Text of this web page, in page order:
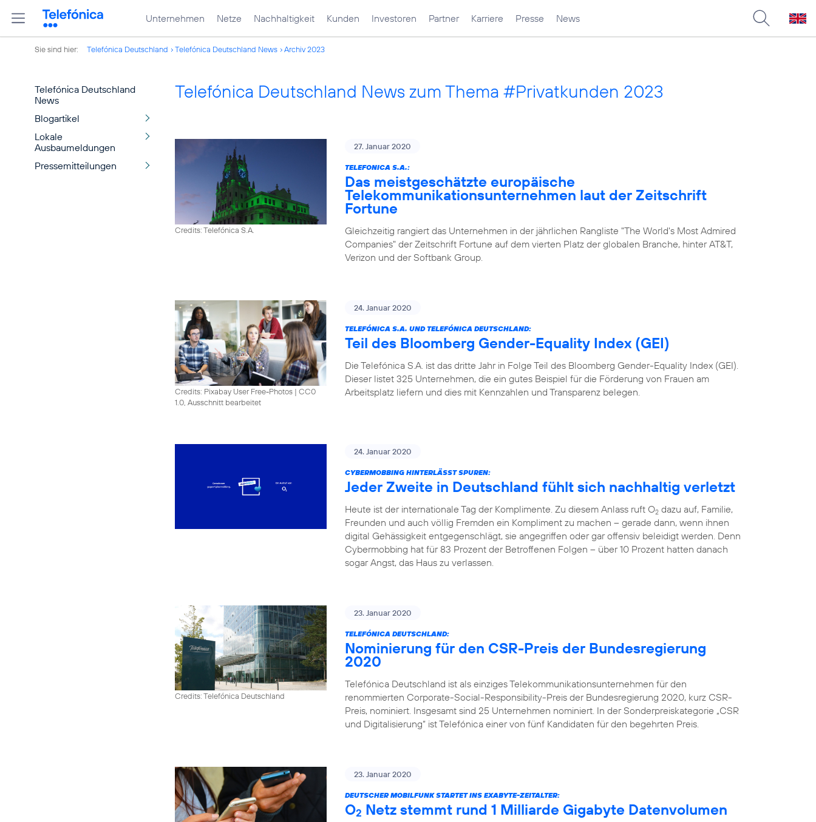
Unternehmen Netze Nachhaltigkeit Kunden Investoren Partner Karriere Presse News
Sie sind hier: Telefónica Deutschland Telefónica Deutschland News Archiv 2023
Telefónica Deutschland
News
Blogartikel
Lokale
Ausbaumeldungen
Pressemitteilungen
Telefónica Deutschland News zum Thema #Privatkunden 2023
Credits: Telefónica S.A.
27. Januar 2020
TELEFONICA S.A.:
Das meistgeschätzte europäische
Telekommunikationsunternehmen laut der Zeitschrift
Fortune
Gleichzeitig rangiert das Unternehmen in der jährlichen Rangliste "The World's Most Admired
Companies" der Zeitschrift Fortune auf dem vierten Platz der globalen Branche, hinter AT&T,
Verizon und der Softbank Group.
Credits: Pixabay User Free-Photos | CC0
1.0, Ausschnitt bearbeitet
24. Januar 2020
TELEFÓNICA S.A. UND TELEFÓNICA DEUTSCHLAND:
Teil des Bloomberg Gender-Equality Index (GEI)
Die Telefónica S.A. ist das dritte Jahr in Folge Teil des Bloomberg Gender-Equality Index (GEI).
Dieser listet 325 Unternehmen, die ein gutes Beispiel für die Förderung von Frauen am
Arbeitsplatz liefern und dies mit Kennzahlen und Transparenz belegen.
24. Januar 2020
CYBERMOBBING HINTERLÄSST SPUREN:
Jeder Zweite in Deutschland fühlt sich nachhaltig verletzt
Heute ist der internationale Tag der Komplimente. Zu diesem Anlass ruft O2 dazu auf, Familie,
Freunden und auch völlig Fremden ein Kompliment zu machen – gerade dann, wenn ihnen
digital Gehässigkeit entgegenschlägt, sie angegriffen oder gar offensiv beleidigt werden. Denn
Cybermobbing hat für 83 Prozent der Betroffenen Folgen – über 10 Prozent hatten danach
sogar Angst, das Haus zu verlassen.
Credits: Telefónica Deutschland
23. Januar 2020
TELEFÓNICA DEUTSCHLAND:
Nominierung für den CSR-Preis der Bundesregierung
2020
Telefónica Deutschland ist als einziges Telekommunikationsunternehmen für den
renommierten Corporate-Social-Responsibility-Preis der Bundesregierung 2020, kurz CSR-
Preis, nominiert. Insgesamt sind 25 Unternehmen nominiert. In der Sonderpreiskategorie „CSR
und Digitalisierung“ ist Telefónica einer von fünf Kandidaten für den begehrten Preis.
23. Januar 2020
DEUTSCHER MOBILFUNK STARTET INS EXABYTE-ZEITALTER:
O2 Netz stemmt rund 1 Milliarde Gigabyte Datenvolumen